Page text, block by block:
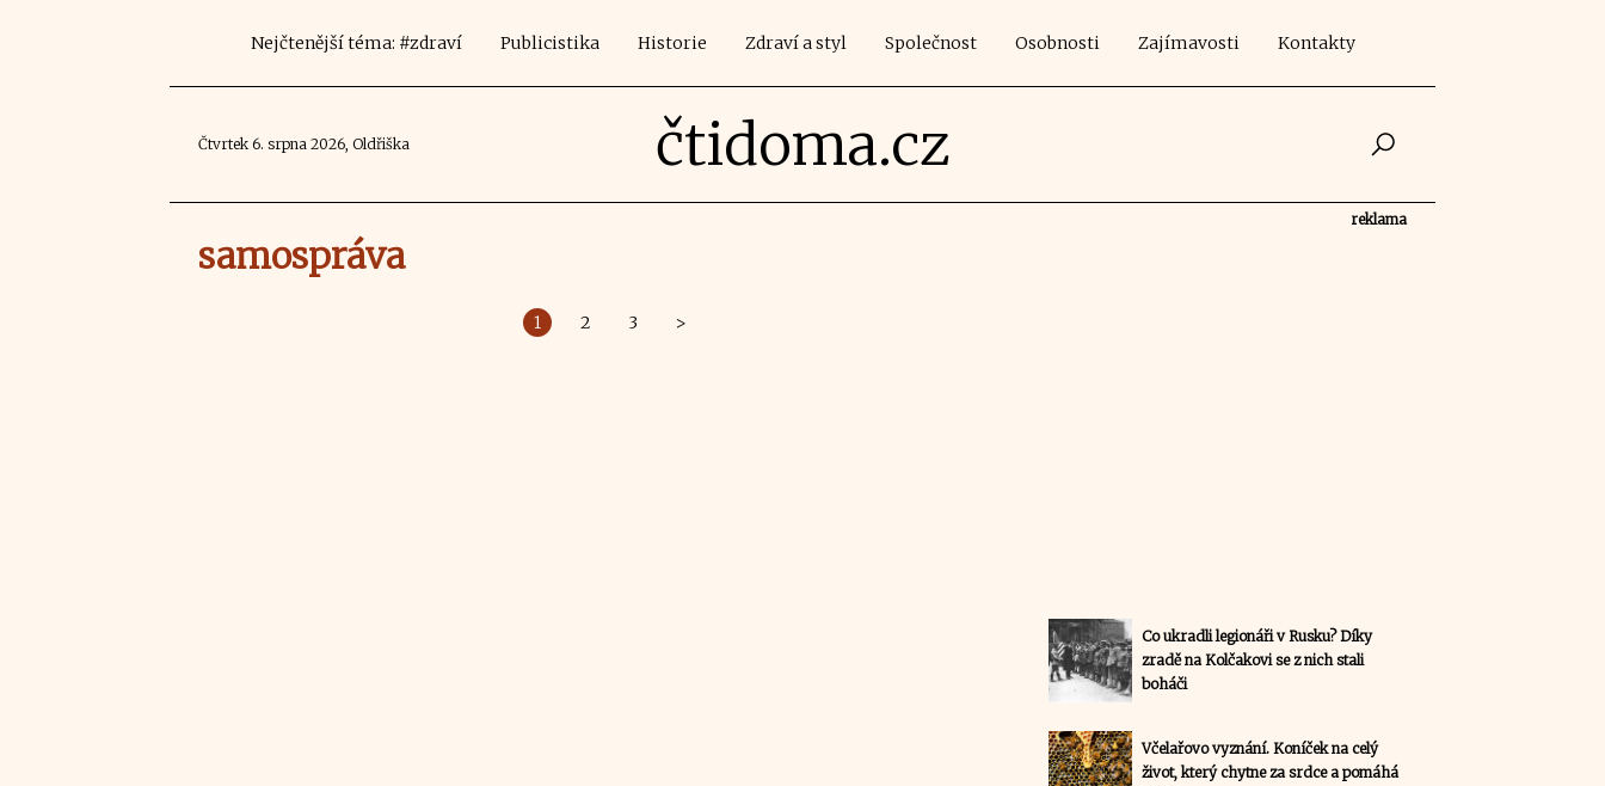
Nejčtenější téma: #zdraví Publicistika Historie Zdraví a styl Společnost Osobnosti Zajímavosti Kontakty
Čtvrtek 6. srpna 2026, Oldřiška čtidoma.cz
samospráva
1 2 3 >
reklama
Co ukradli legionáři v Rusku? Díky
zradě na Kolčakovi se z nich stali
boháči
Včelařovo vyznání. Koníček na celý
život, který chytne za srdce a pomáhá